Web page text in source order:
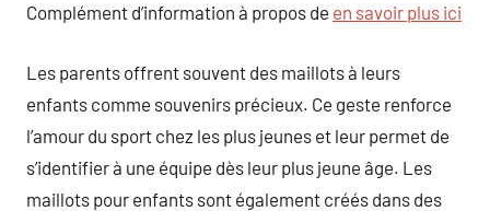
Complément d’information à propos de en savoir plus ici
Les parents offrent souvent des maillots à leurs
enfants comme souvenirs précieux. Ce geste renforce
l’amour du sport chez les plus jeunes et leur permet de
s’identifier à une équipe dès leur plus jeune âge. Les
maillots pour enfants sont également créés dans des